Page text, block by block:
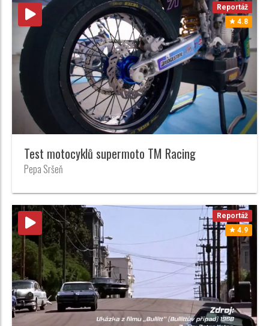
Reportáž
4.8
Test motocyklů supermoto TM Racing
Pepa Sršeň
Reportáž
4.9